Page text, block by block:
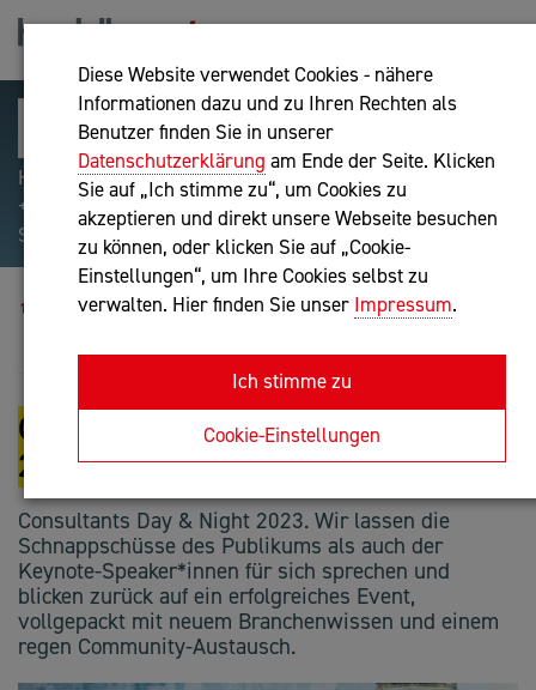
Diese Website verwendet Cookies - nähere
Informationen dazu und zu Ihren Rechten als
Benutzer finden Sie in unserer
Datenschutzerklärung am Ende der Seite. Klicken
Sie auf „Ich stimme zu“, um Cookies zu
akzeptieren und direkt unsere Webseite besuchen
zu können, oder klicken Sie auf „Cookie-
Einstellungen“, um Ihre Cookies selbst zu
verwalten. Hier finden Sie unser Impressum.
Ich stimme zu
Cookie-Einstellungen
Hilfreiche Suchparameter: Begriff einschließen:
+webshop, Begriff ausschließen: -webshop, Exakter
Suchbegriff: "internet of things"
Blog
CONSULTANTS DAY AND NIGHT
2023 IN BILDERN
Consultants Day & Night 2023. Wir lassen die
Schnappschüsse des Publikums als auch der
Keynote-Speaker*innen für sich sprechen und
blicken zurück auf ein erfolgreiches Event,
vollgepackt mit neuem Branchenwissen und einem
regen Community-Austausch.